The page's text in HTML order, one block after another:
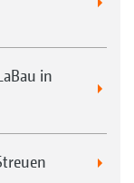
in